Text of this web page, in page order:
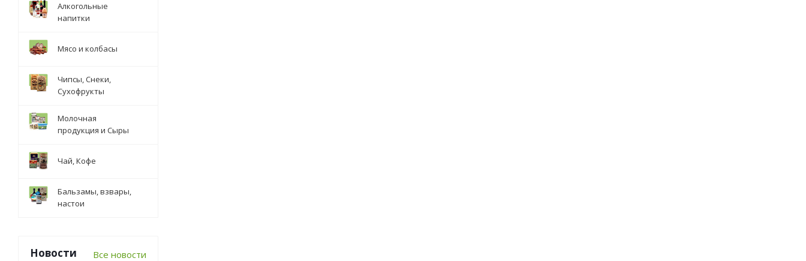
Алкогольные
напитки
Мясо и колбасы
Чипсы, Снеки,
Сухофрукты
Молочная
продукция и Сыры
Чай, Кофе
Бальзамы, взвары,
настои
Новости Все новости